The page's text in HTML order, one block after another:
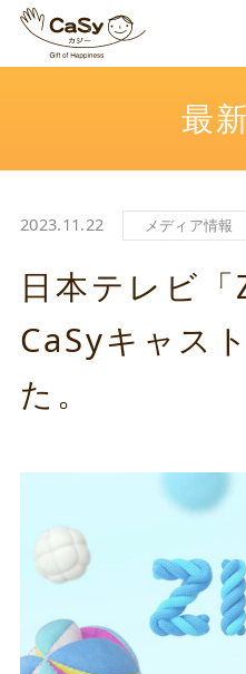
最
2023.11.22 メディア情報
日本テレビ
CaSyキャス
た。